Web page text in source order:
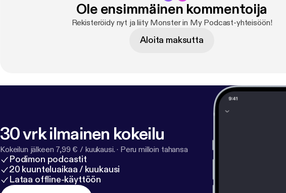
Ole ensimmäinen kommentoija
Rekisteröidy nyt ja liity Monster in My Podcast-yhteisöön!
Aloita maksutta
30 vrk ilmainen kokeilu
Kokeilun jälkeen 7,99 € / kuukausi. · Peru milloin tahansa
Podimon podcastit
20 kuunteluaikaa / kuukausi
Lataa offline-käyttöön